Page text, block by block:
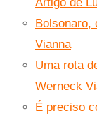
Bolsonaro,
Vianna
Uma rota
Werneck
É preciso